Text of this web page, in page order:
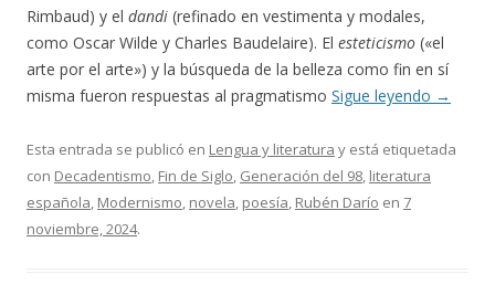
Rimbaud) y el dandi (refinado en vestimenta y modales,
como Oscar Wilde y Charles Baudelaire). El esteticismo («el
arte por el arte») y la búsqueda de la belleza como fin en sí
misma fueron respuestas al pragmatismo Sigue leyendo →
Esta entrada se publicó en Lengua y literatura y está etiquetada
con Decadentismo, Fin de Siglo, Generación del 98, literatura
española, Modernismo, novela, poesía, Rubén Darío en 7
noviembre, 2024.